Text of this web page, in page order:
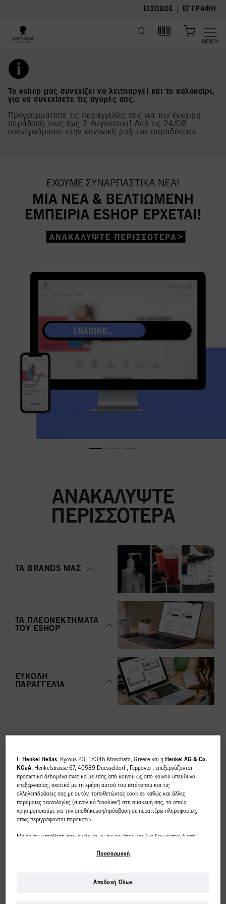
ΕΊΣΟΔΟΣ ΕΓΓΡΑΦΉ
ΜΕΝΟΎ
Το eshop μας συνεχίζει να λειτουργεί και το καλοκαίρι,
για να συνεχίσετε τις αγορές σας.
Προγραμματίστε τις παραγγελίες σας για την έγκαιρη
παράδοσή τους έως 3 Αυγούστου! Από τις 24/08
επανερχόμαστε στην κανονική ροή των παραδόσεων.
ΑΝΑΚΑΛΎΨΤΕ
ΠΕΡΙΣΣΌΤΕΡΑ
ΤΑ BRANDS ΜΑΣ
ΤΑ ΠΛΕΟΝΕΚΤΉΜΑΤΑ
ΤΟΥ ΕSHOP
ΕΎΚΟΛΗ
ΠΑΡΑΓΓΕΛΊΑ
ΚΟΡΥΦΑΊΕΣ
ΚΑΤΗΓΟΡΊΕΣ
ΕΠΙΣΚΌΠΗΣΗ
H Henkel Hellas, Kyrous 23, 18346 Moschato, Greece και η Henkel AG & Co.
KGaA, Henkelstrasse 67, 40589 Duesseldorf , Γερμανία , επεξεργάζονται
προσωπικά δεδομένα σχετικά με εσάς από κοινού ως από κοινού υπεύθυνοι
επεξεργασίας, σχετικά με τη χρήση αυτού του ιστότοπου και τις
αλληλεπιδράσεις σας με αυτόν, τοποθετώντας cookies καθώς και άλλες
παρόμοιες τεχνολογίες (συνολικά "cookies") στη συσκευή σας, τα οποία
χρησιμοποιούμε για την αποθήκευση/πρόσβαση σε περαιτέρω πληροφορίες,
όπως περιγράφονται παρακάτω.
Με τη συγκατάθεσή σας, εμείς και οι συνεργάτες μας (ως ξεχωριστοί ή από
δεδομένων που παραπέμπει στο υποσέλιδο, ενότητα "Cookies, Pixel,
βελτιστοποίηση της απόδοσης αυτού του ιστότοπου, για να σας παρέχουμε
Προσαρμογή
Αποδοχή Όλων